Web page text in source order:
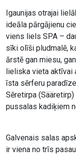
Igaunijas otrajai
ideāla pārgājienu
viens liels SPA –
sīki olīši pludmalē,
ārstē gan miesu,
lieliska vieta aktīvai
īsta sērferu
Sēretirpa
pussalas kadiķiem
Galvenais salas
ir viena no trīs